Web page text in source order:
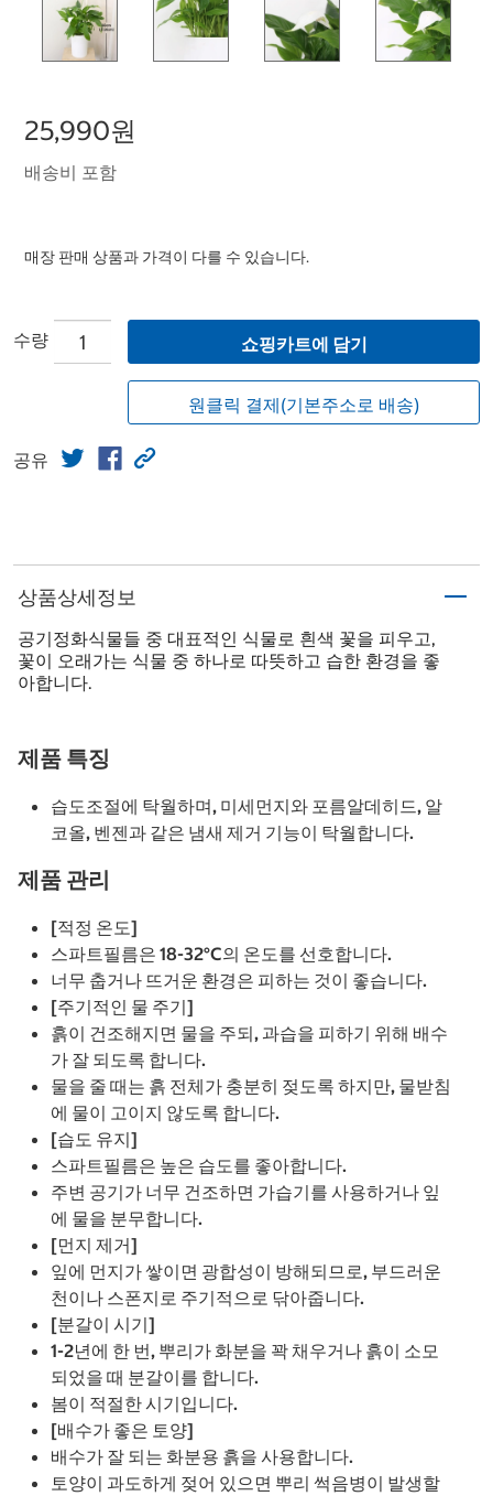
25,990원
배송비 포함
매장 판매 상품과 가격이 다를 수 있습니다.
수량 쇼핑카트에 담기
원클릭 결제(기본주소로 배송)
공유
상품상세정보
공기정화식물들 중 대표적인 식물로 흰색 꽃을 피우고,
꽃이 오래가는 식물 중 하나로 따뜻하고 습한 환경을 좋
아합니다.
제품 특징
습도조절에 탁월하며, 미세먼지와 포름알데히드, 알
코올, 벤젠과 같은 냄새 제거 기능이 탁월합니다.
제품 관리
[적정 온도]
스파트필름은 18-32°C의 온도를 선호합니다.
너무 춥거나 뜨거운 환경은 피하는 것이 좋습니다.
[주기적인 물 주기]
흙이 건조해지면 물을 주되, 과습을 피하기 위해 배수
가 잘 되도록 합니다.
물을 줄 때는 흙 전체가 충분히 젖도록 하지만, 물받침
에 물이 고이지 않도록 합니다.
[습도 유지]
스파트필름은 높은 습도를 좋아합니다.
주변 공기가 너무 건조하면 가습기를 사용하거나 잎
에 물을 분무합니다.
[먼지 제거]
잎에 먼지가 쌓이면 광합성이 방해되므로, 부드러운
천이나 스폰지로 주기적으로 닦아줍니다.
[분갈이 시기]
1-2년에 한 번, 뿌리가 화분을 꽉 채우거나 흙이 소모
되었을 때 분갈이를 합니다.
봄이 적절한 시기입니다.
[배수가 좋은 토양]
배수가 잘 되는 화분용 흙을 사용합니다.
토양이 과도하게 젖어 있으면 뿌리 썩음병이 발생할